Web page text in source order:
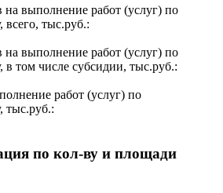
на выполнение работ (услуг) по
всего, тыс.руб.:
на выполнение работ (услуг) по
в том числе субсидии, тыс.руб.:
работ (услуг) по
тыс.руб.:
по кол-ву и площади